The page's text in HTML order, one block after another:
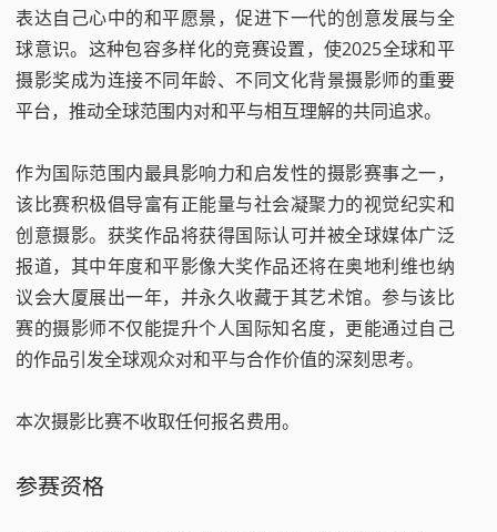
表达自己心中的和平愿景，促进下一代的创意发展与全
球意识。这种包容多样化的竞赛设置，使2025全球和平
摄影奖成为连接不同年龄、不同文化背景摄影师的重要
平台，推动全球范围内对和平与相互理解的共同追求。
作为国际范围内最具影响力和启发性的摄影赛事之一，
该比赛积极倡导富有正能量与社会凝聚力的视觉纪实和
创意摄影。获奖作品将获得国际认可并被全球媒体广泛
报道，其中年度和平影像大奖作品还将在奥地利维也纳
议会大厦展出一年，并永久收藏于其艺术馆。参与该比
赛的摄影师不仅能提升个人国际知名度，更能通过自己
的作品引发全球观众对和平与合作价值的深刻思考。
本次摄影比赛不收取任何报名费用。
参赛资格